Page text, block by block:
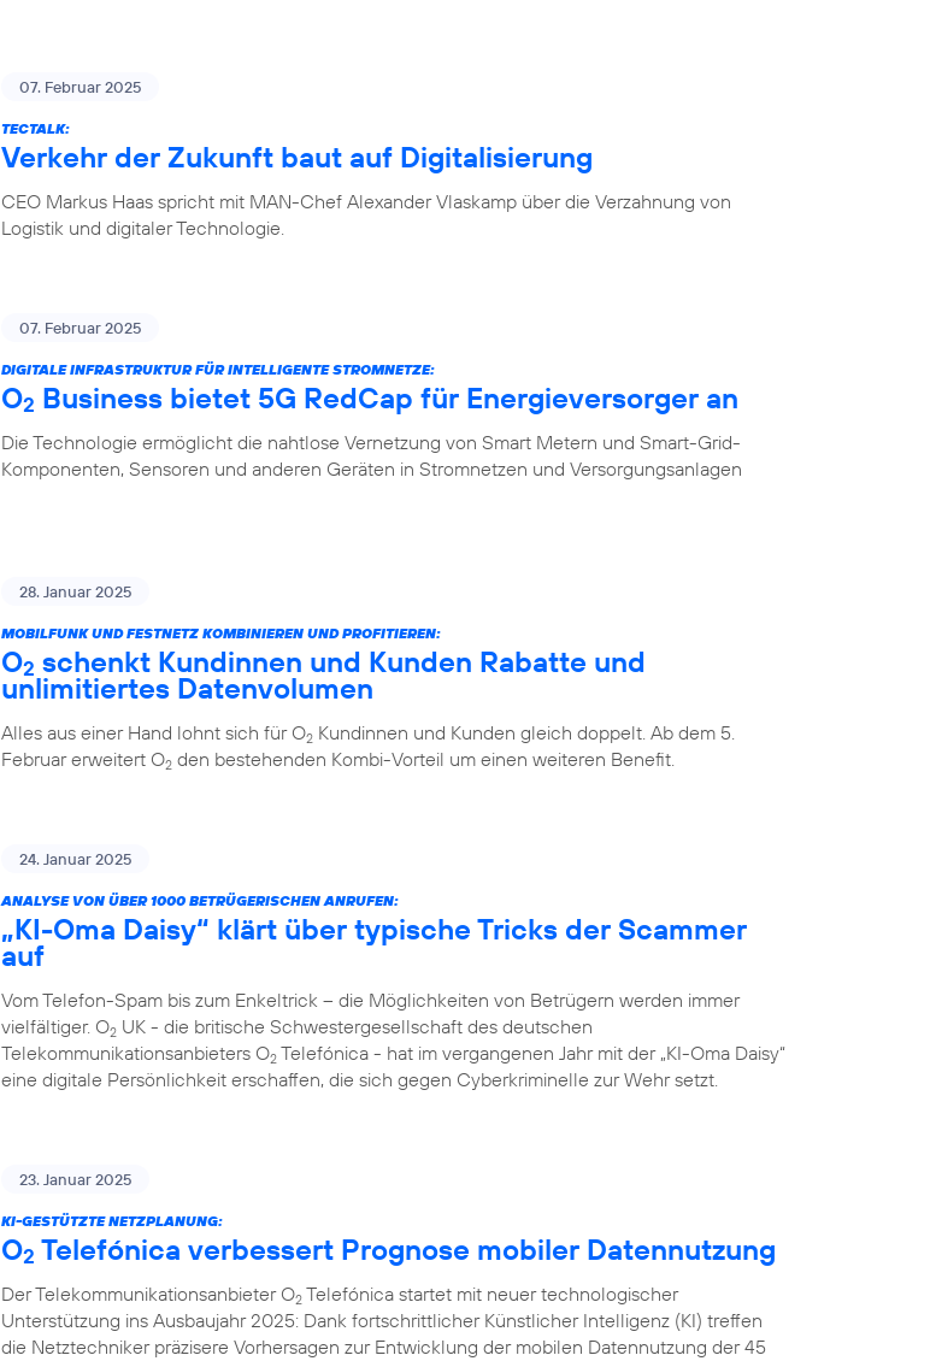
07. Februar 2025
TECTALK:
Verkehr der Zukunft baut auf Digitalisierung
CEO Markus Haas spricht mit MAN-Chef Alexander Vlaskamp über die Verzahnung von
Logistik und digitaler Technologie.
07. Februar 2025
DIGITALE INFRASTRUKTUR FÜR INTELLIGENTE STROMNETZE:
O2 Business bietet 5G RedCap für Energieversorger an
Die Technologie ermöglicht die nahtlose Vernetzung von Smart Metern und Smart-Grid-
Komponenten, Sensoren und anderen Geräten in Stromnetzen und Versorgungsanlagen
28. Januar 2025
MOBILFUNK UND FESTNETZ KOMBINIEREN UND PROFITIEREN:
O2 schenkt Kundinnen und Kunden Rabatte und
unlimitiertes Datenvolumen
Alles aus einer Hand lohnt sich für O2 Kundinnen und Kunden gleich doppelt. Ab dem 5.
Februar erweitert O2 den bestehenden Kombi-Vorteil um einen weiteren Benefit.
24. Januar 2025
ANALYSE VON ÜBER 1000 BETRÜGERISCHEN ANRUFEN:
„KI-Oma Daisy“ klärt über typische Tricks der Scammer
auf
Vom Telefon-Spam bis zum Enkeltrick – die Möglichkeiten von Betrügern werden immer
vielfältiger. O2 UK - die britische Schwestergesellschaft des deutschen
Telekommunikationsanbieters O2 Telefónica - hat im vergangenen Jahr mit der „KI-Oma Daisy“
eine digitale Persönlichkeit erschaffen, die sich gegen Cyberkriminelle zur Wehr setzt.
23. Januar 2025
KI-GESTÜTZTE NETZPLANUNG:
O2 Telefónica verbessert Prognose mobiler Datennutzung
Der Telekommunikationsanbieter O2 Telefónica startet mit neuer technologischer
Unterstützung ins Ausbaujahr 2025: Dank fortschrittlicher Künstlicher Intelligenz (KI) treffen
die Netztechniker präzisere Vorhersagen zur Entwicklung der mobilen Datennutzung der 45